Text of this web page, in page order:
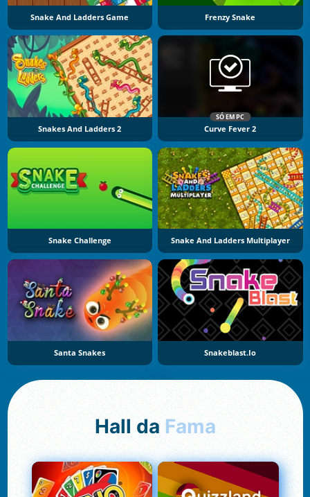
Snake And Ladders Game Frenzy Snake
Snakes And Ladders 2
SÓ EM PC
Curve Fever 2
Snake Challenge Snake And Ladders Multiplayer
Santa Snakes Snakeblast.io
Hall da Fama